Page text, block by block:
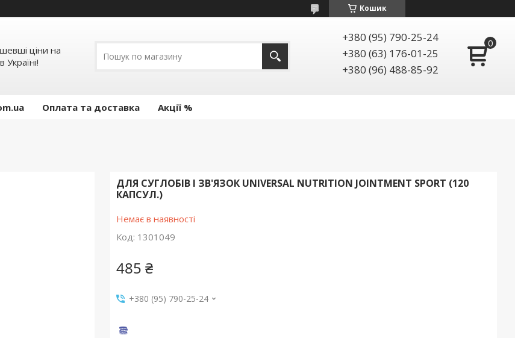
Кошик
ціни на
+380 (95) 790-25-24
+380 (63) 176-01-25
+380 (96) 488-85-92
Оплата та доставка Акції %
ДЛЯ СУГЛОБІВ І ЗВ'ЯЗОК UNIVERSAL NUTRITION JOINTMENT SPORT (120
КАПСУЛ.)
Немає в наявності
Код: 1301049
485 ₴
+380 (95) 790-25-24